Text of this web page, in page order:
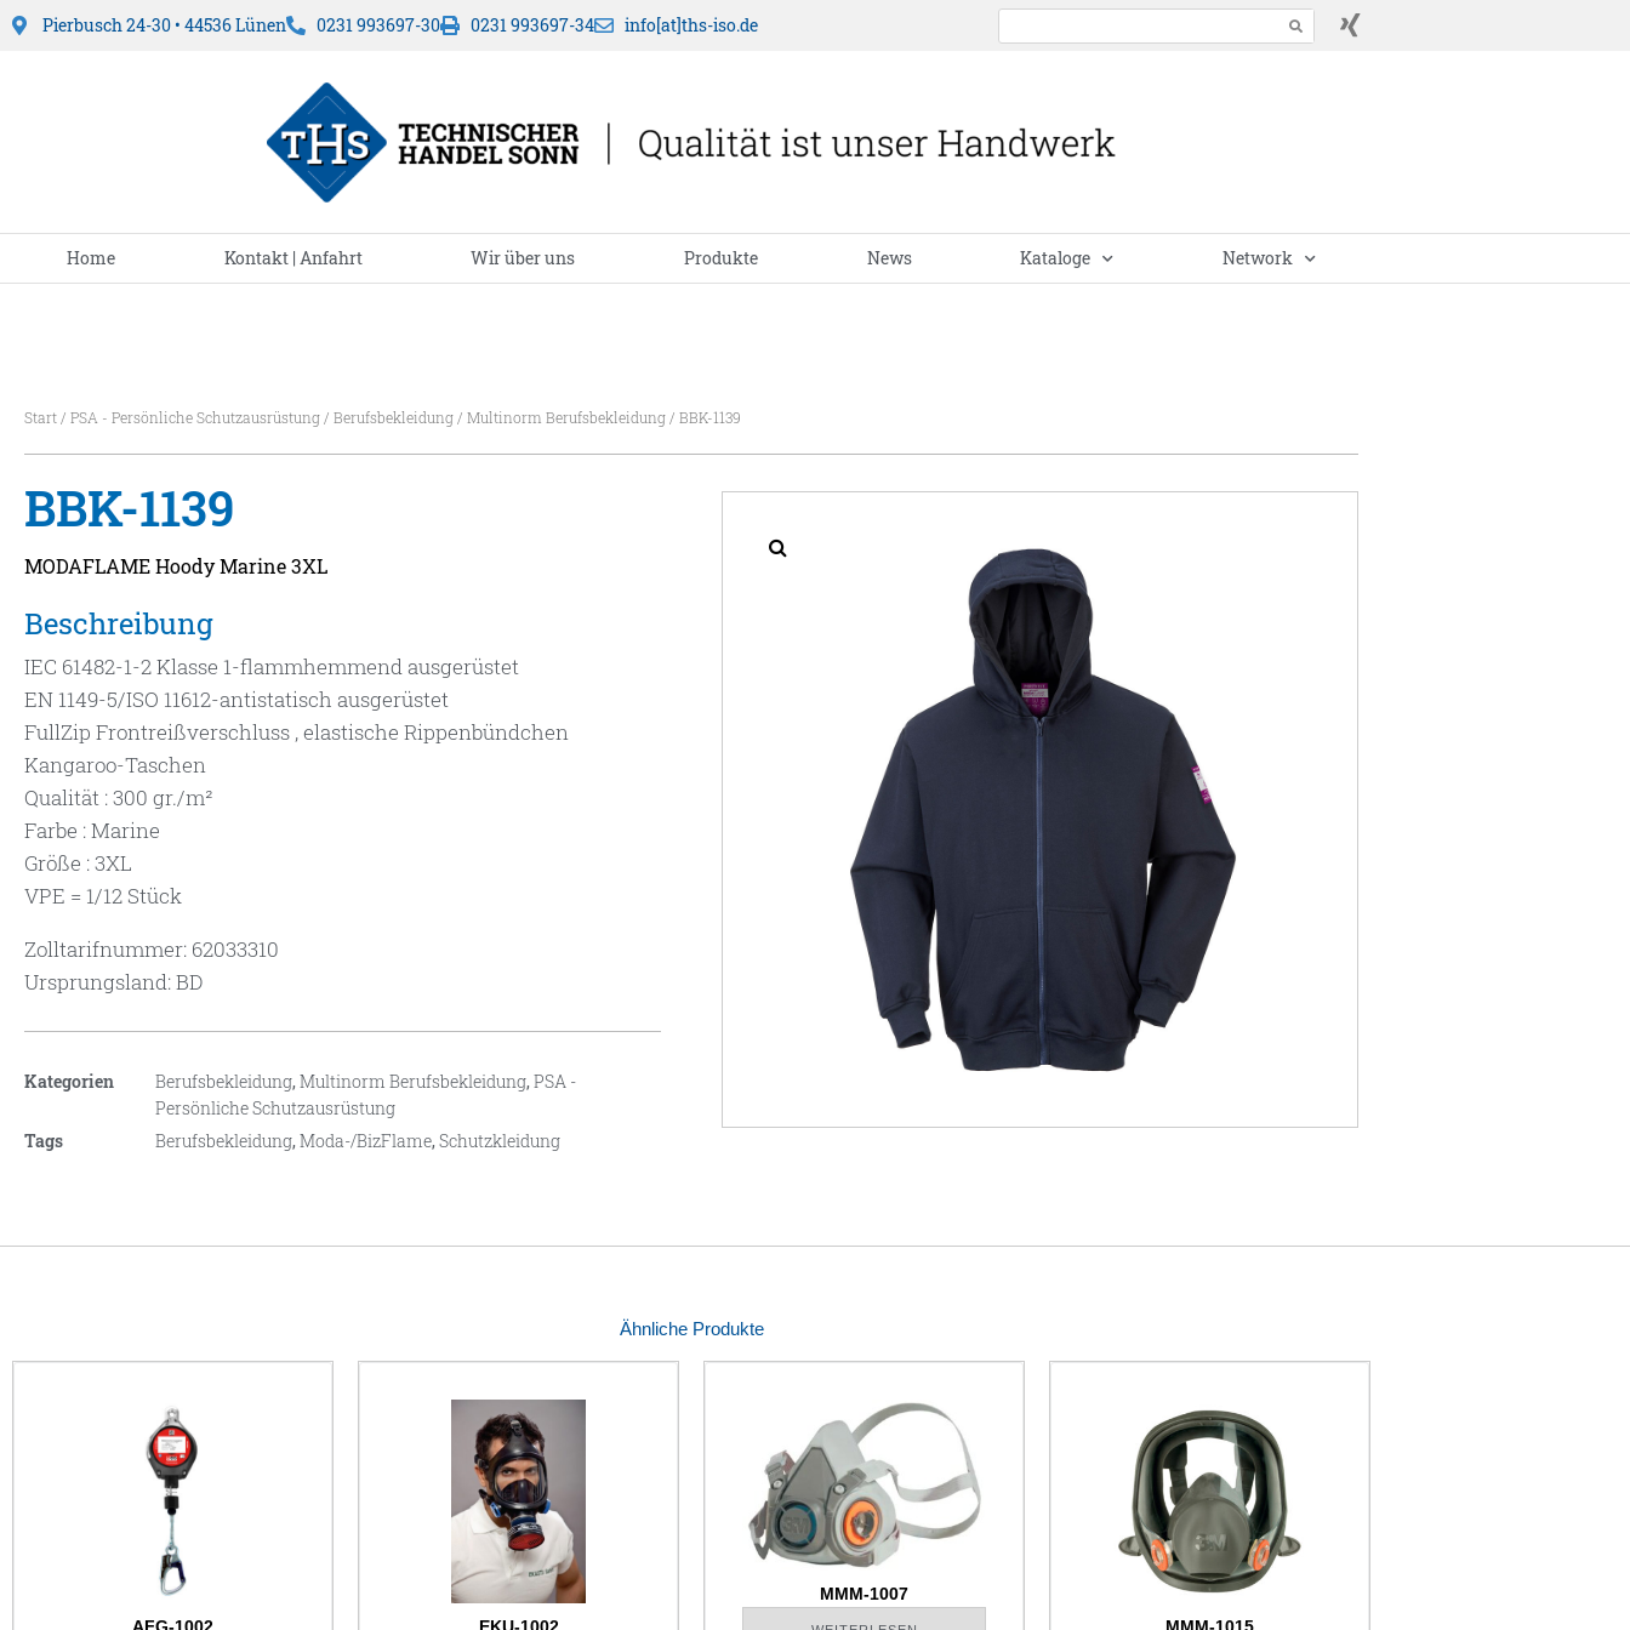
Pierbusch 24-30 • 44536 Lünen 0231 993697-30 0231 993697-34 info[at]ths-iso.de
Home Kontakt | Anfahrt Wir über uns Produkte News Kataloge Network
Start / PSA - Persönliche Schutzausrüstung / Berufsbekleidung / Multinorm Berufsbekleidung / BBK-1139
BBK-1139
MODAFLAME Hoody Marine 3XL
Beschreibung
IEC 61482-1-2 Klasse 1-flammhemmend ausgerüstet
EN 1149-5/ISO 11612-antistatisch ausgerüstet
FullZip Frontreißverschluss , elastische Rippenbündchen
Kangaroo-Taschen
Qualität : 300 gr./m²
Farbe : Marine
Größe : 3XL
VPE = 1/12 Stück
Zolltarifnummer: 62033310
Ursprungsland: BD
Kategorien Berufsbekleidung,Multinorm Berufsbekleidung,PSA -
Persönliche Schutzausrüstung
Tags
Berufsbekleidung,Moda-/BizFlame,Schutzkleidung
Ähnliche Produkte
AFG-1002 EKU-1002
MMM-1007
MMM-1015